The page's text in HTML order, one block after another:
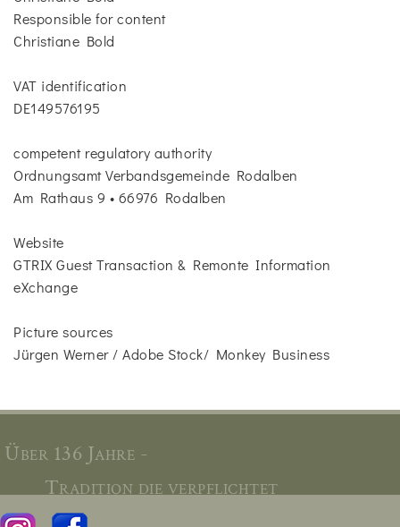
Responsible for content
Christiane Bold
VAT identification
DE149576195
competent regulatory authority
Ordnungsamt Verbandsgemeinde Rodalben
Am Rathaus 9 • 66976 Rodalben
Website
GTRIX Guest Transaction & Remonte Information
eXchange
Picture sources
Jürgen Werner / Adobe Stock/ Monkey Business
Über 136 Jahre -
Tradition die verpflichtet